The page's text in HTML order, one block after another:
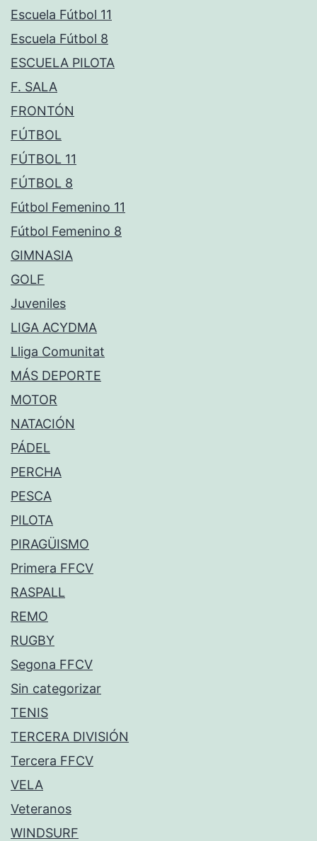
Escuela Fútbol 11
Escuela Fútbol 8
ESCUELA PILOTA
F. SALA
FRONTÓN
FÚTBOL
FÚTBOL 11
FÚTBOL 8
Fútbol Femenino 11
Fútbol Femenino 8
GIMNASIA
GOLF
Juveniles
LIGA ACYDMA
Lliga Comunitat
MÁS DEPORTE
MOTOR
NATACIÓN
PÁDEL
PERCHA
PESCA
PILOTA
PIRAGÜISMO
Primera FFCV
RASPALL
REMO
RUGBY
Segona FFCV
Sin categorizar
TENIS
TERCERA DIVISIÓN
Tercera FFCV
VELA
Veteranos
WINDSURF